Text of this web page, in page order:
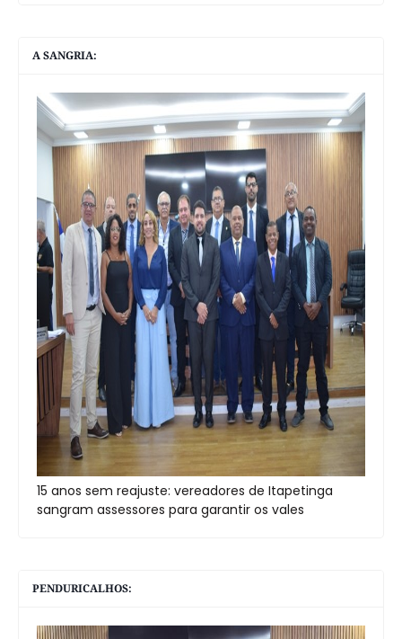
A SANGRIA:
15 anos sem reajuste: vereadores de Itapetinga
sangram assessores para garantir os vales
PENDURICALHOS: